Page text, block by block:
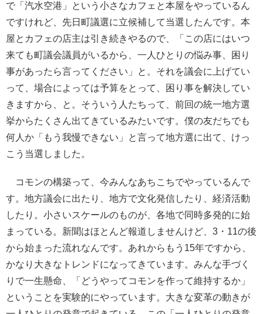
で「汽水空港」という小さなカフェと本屋をやっているん
ですけれど、先日町議選に立候補して当選したんです。本
屋とカフェの店主は引き続きやるので、「この店にはいつ
来ても町議会議員がいるから、一人ひとりの悩み事、困り
事があったら言ってください」と。それを議会に上げてい
って、場合によっては予算をとって、困り事を解決してい
きますから、と。そういう人たちって、前回の統一地方選
挙からたくさん出てきているみたいです。僕の友だちでも
何人か「もう我慢できない」と言って地方選に出て、けっ
こう当選しました。
コモンの構築って、今みんなあちこちでやっているんで
す。地方議会に出たり、地方で文化発信したり、経済活動
したり。小さいスケールのものが、各地で同時多発的に始
まっている。新聞はほとんど報道しませんけど、3・11の後
から始まった流れなんです。あれからもう15年ですから、
かなり大きなトレンドになってきています。みんな手づく
りで一生懸命、「どうやってコモンを作って維持するか」
ということを実験的にやっています。大きな変革の動きが